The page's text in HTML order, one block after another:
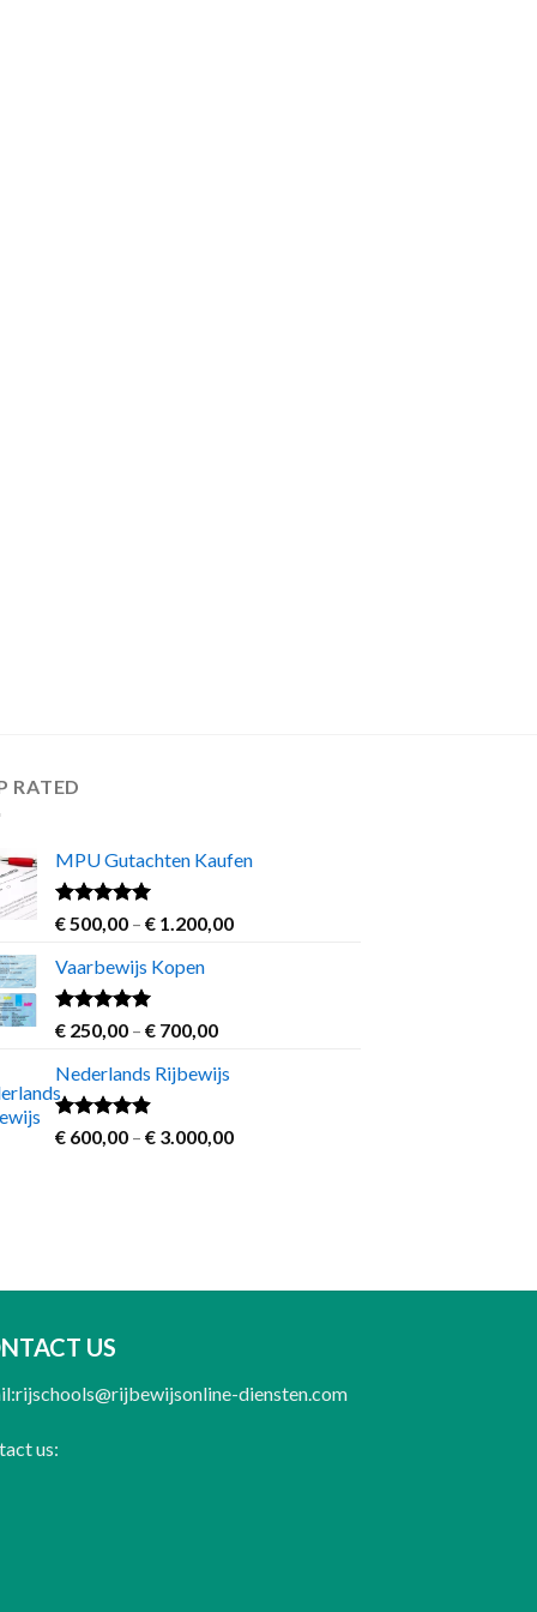
RATED
MPU Gutachten Kaufen
Rated5.00
out of 5
€500,00 – €1.200,00Price
Vaarbewijs Kopen
Rated4.63
out of 5
€250,00 – €700,00Price
€ 250,00
€ 700,00
Nederlands Rijbewijs
Rated4.60
out of 5
€600,00 – €3.000,00Price
US
diensten.com
us: